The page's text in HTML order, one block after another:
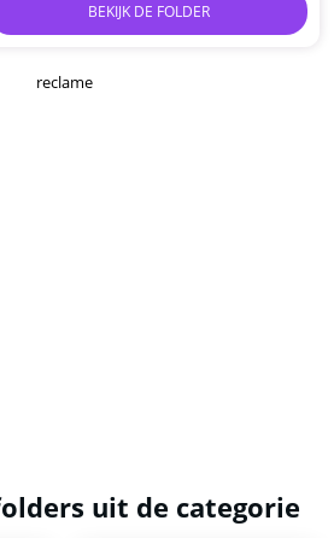
BEKIJK DE FOLDER
reclame
uit de categorie